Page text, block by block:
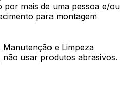
por mais de uma pessoa e/ou
para montagem
Manutenção e Limpeza
usar produtos abrasivos.